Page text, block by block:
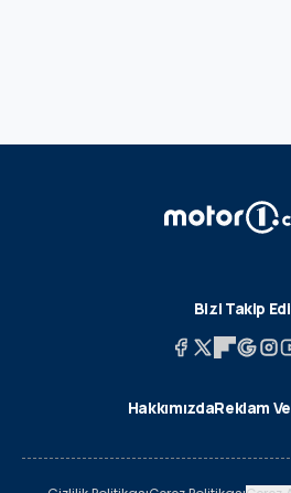
Bizi Takip
HakkımızdaReklam